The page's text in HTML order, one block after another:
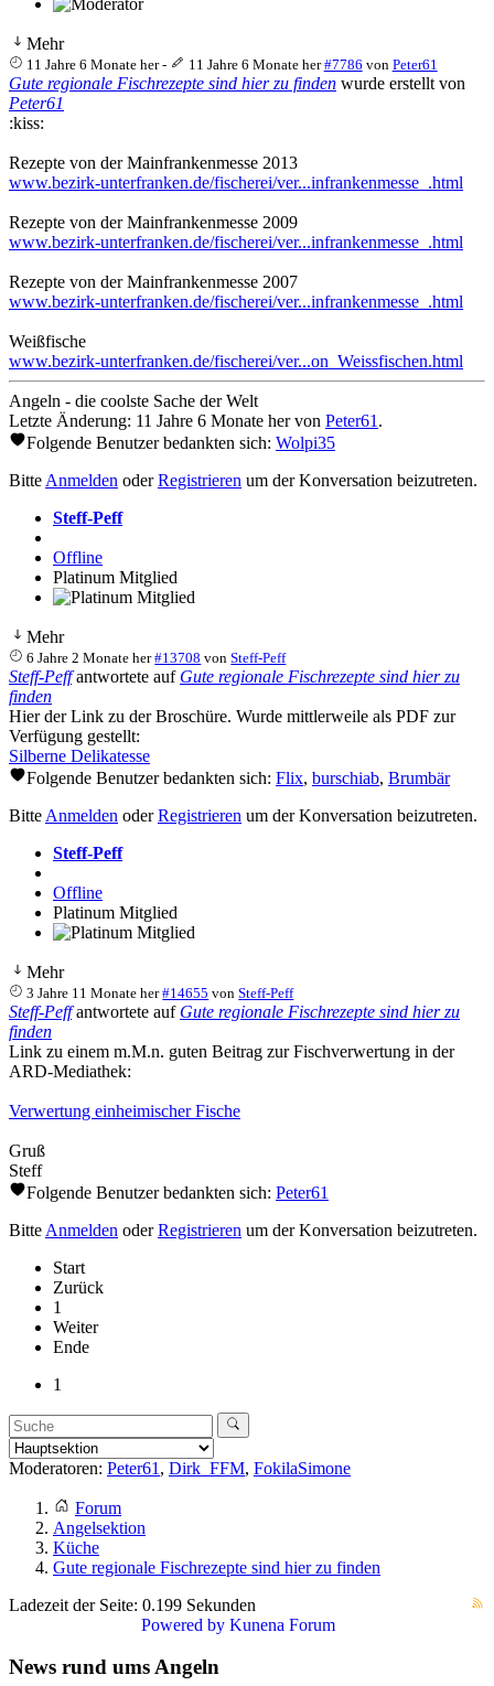
Mehr
11 Jahre 6 Monate her- 11 Jahre 6 Monate her #7786 von Peter61
Gute regionale Fischrezepte sind hier zu finden wurde erstellt von
Peter61
:kiss:
Rezepte von der Mainfrankenmesse 2013
www.bezirk-unterfranken.de/fischerei/ver...infrankenmesse_.html
Rezepte von der Mainfrankenmesse 2009
www.bezirk-unterfranken.de/fischerei/ver...infrankenmesse_.html
Rezepte von der Mainfrankenmesse 2007
www.bezirk-unterfranken.de/fischerei/ver...infrankenmesse_.html
Weißfische
www.bezirk-unterfranken.de/fischerei/ver...on_Weissfischen.html
Angeln - die coolste Sache der Welt
Letzte Änderung: 11 Jahre 6 Monate her von Peter61 .
Folgende Benutzer bedankten sich: Wolpi35
Bitte Anmelden oderRegistrieren um der Konversation beizutreten.
Steff-Peff
Offline
Platinum Mitglied
Mehr
6 Jahre 2 Monate her #13708 vonSteff-Peff
Steff-Peffantwortete auf Gute regionale Fischrezepte sind hier zu
finden
Hier der Link zu der Broschüre. Wurde mittlerweile als PDF zur
Verfügung gestellt:
Silberne Delikatesse
Folgende Benutzer bedankten sich: Flix, burschiab, Brumbär
Bitte Anmelden oderRegistrieren um der Konversation beizutreten.
Steff-Peff
Offline
Platinum Mitglied
Mehr
3 Jahre 11 Monate her #14655 vonSteff-Peff
Steff-Peffantwortete auf Gute regionale Fischrezepte sind hier zu
finden
Link zu einem m.M.n. guten Beitrag zur Fischverwertung in der
ARD-Mediathek:
Verwertung einheimischer Fische
Gruß
Steff
Folgende Benutzer bedankten sich: Peter61
Bitte Anmelden oderRegistrieren um der Konversation beizutreten.
Start
Zurück
1
Weiter
Ende
1
Moderatoren: Peter61 , Dirk_FFM, FokilaSimone
Forum
Angelsektion
Küche
Gute regionale Fischrezepte sind hier zu finden
Ladezeit der Seite: 0.199 Sekunden
Powered by Kunena Forum
News rund ums Angeln